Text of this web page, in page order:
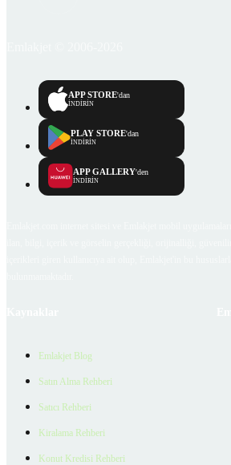
APP STORE'dan
İNDİRİN
PLAY STORE'dan
İNDİRİN
APP GALLERY'den
İNDİRİN
Emlakjet Blog
Satın Alma Rehberi
Satıcı Rehberi
Kiralama Rehberi
Konut Kredisi Rehberi